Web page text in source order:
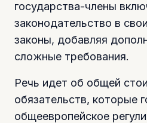
государства-члены
законодательство в
законы, добавляя
сложные требования.
Речь идет об общей
обязательств, которые
общеевропейское